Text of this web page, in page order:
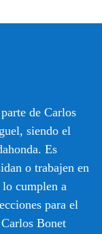
de Carlos
siendo el
Es
o trabajen en
cumplen a
para el
Bonet